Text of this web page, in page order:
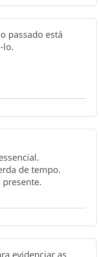
passado está
lo.
de tempo.
presente.
evidenciar as